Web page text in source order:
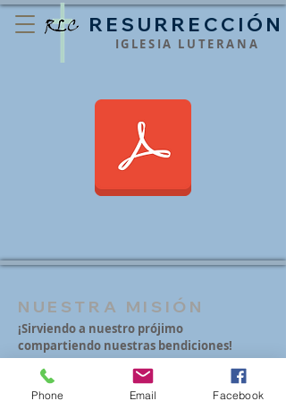
RESURRECCIÓN
IGLESIA LUTERANA
NUESTRA MISIÓN
¡Sirviendo a nuestro prójimo
compartiendo nuestras bendiciones!
Phone Email Facebook